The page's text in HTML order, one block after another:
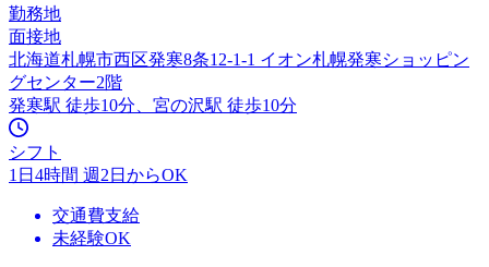
勤務地
面接地
北海道札幌市西区発寒8条12-1-1 イオン札幌発寒ショッピン
グセンター2階
発寒駅 徒歩10分、宮の沢駅 徒歩10分
シフト
1日4時間 週2日からOK
交通費支給
未経験OK